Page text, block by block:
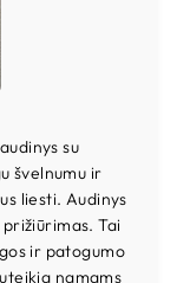
su
švelnumu ir
liesti. Audinys
Tai
ir patogumo
namams